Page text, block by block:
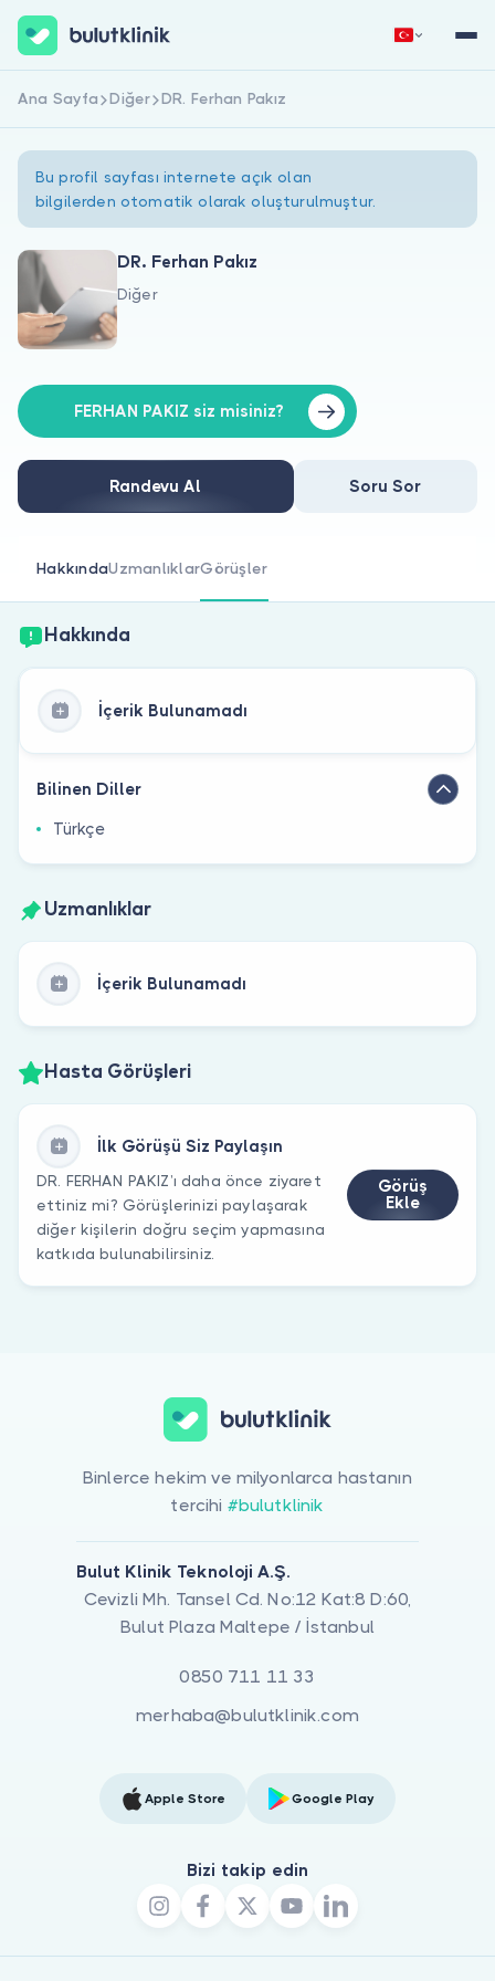
Hakkımızda
Doktorlar için
Doktor musunuz?
Hemen Kaydol
Ana Sayfa Diğer DR. Ferhan Pakız
Bu profil sayfası internete açık olan
bilgilerden otomatik olarak oluşturulmuştur.
DR. Ferhan Pakız
Diğer
FERHAN PAKIZ siz misiniz?
Randevu Al Soru Sor
HakkındaUzmanlıklarGörüşler
Hakkında
İçerik Bulunamadı
Bilinen Diller
Türkçe
Uzmanlıklar
İçerik Bulunamadı
Hasta Görüşleri
İlk Görüşü Siz Paylaşın
DR. FERHAN PAKIZ’ı daha önce ziyaret
ettiniz mi? Görüşlerinizi paylaşarak
diğer kişilerin doğru seçim yapmasına
katkıda bulunabilirsiniz.
Görüş
Ekle
Binlerce hekim ve milyonlarca hastanın
tercihi #bulutklinik
Bulut Klinik Teknoloji A.Ş.
Cevizli Mh. Tansel Cd. No:12 Kat:8 D:60,
Bulut Plaza Maltepe / İstanbul
0850 711 11 33
merhaba@bulutklinik.com
Apple Store Google Play
Bizi takip edin